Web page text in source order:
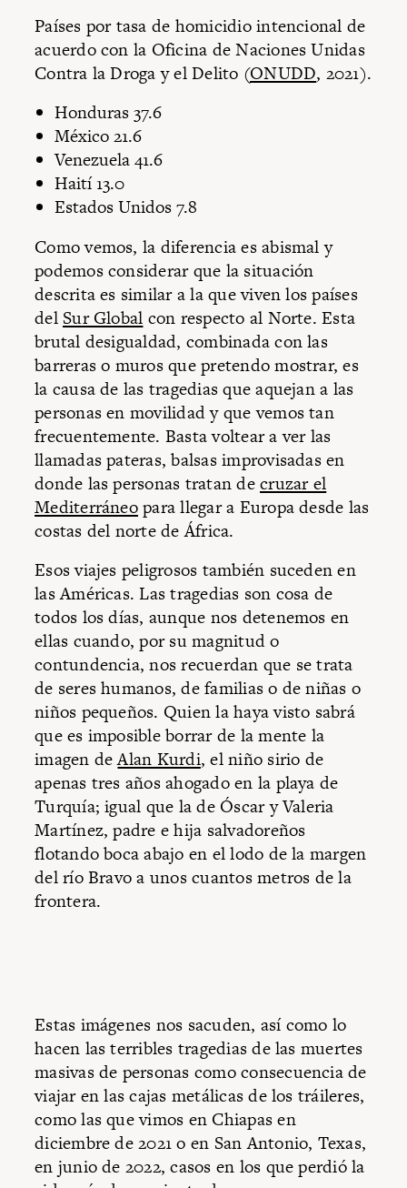
Países por tasa de homicidio intencional de
acuerdo con la Oficina de Naciones Unidas
Contra la Droga y el Delito (ONUDD, 2021).
Honduras 37.6
México 21.6
Venezuela 41.6
Haití 13.0
Estados Unidos 7.8
Como vemos, la diferencia es abismal y
podemos considerar que la situación
descrita es similar a la que viven los países
del Sur Global con respecto al Norte. Esta
brutal desigualdad, combinada con las
barreras o muros que pretendo mostrar, es
la causa de las tragedias que aquejan a las
personas en movilidad y que vemos tan
frecuentemente. Basta voltear a ver las
llamadas pateras, balsas improvisadas en
donde las personas tratan decruzar el
Mediterráneopara llegar a Europa desde las
costas del norte de África.
Esos viajes peligrosos también suceden en
las Américas. Las tragedias son cosa de
todos los días, aunque nos detenemos en
ellas cuando, por su magnitud o
contundencia, nos recuerdan que se trata
de seres humanos, de familias o de niñas o
niños pequeños. Quien la haya visto sabrá
que es imposible borrar de la mente la
imagen deAlan Kurdi, el niño sirio de
apenas tres años ahogado en la playa de
Turquía; igual que la de Óscar y Valeria
Martínez, padre e hija salvadoreños
flotando boca abajo en el lodo de la margen
del río Bravo a unos cuantos metros de la
frontera.
Estas imágenes nos sacuden, así como lo
hacen las terribles tragedias de las muertes
masivas de personas como consecuencia de
viajar en las cajas metálicas de los tráileres,
como las que vimos en Chiapas en
diciembre de 2021 o en San Antonio, Texas,
en junio de 2022, casos en los que perdió la